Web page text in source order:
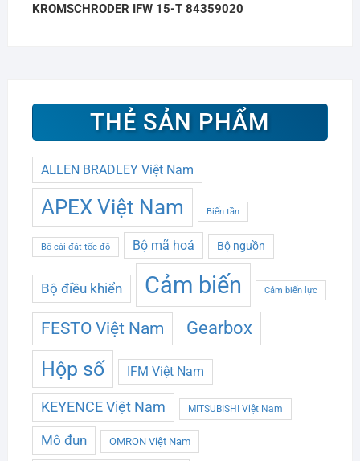
KROMSCHRODER IFW 15-T 84359020
THẺ SẢN PHẨM
ALLEN BRADLEY Việt Nam
APEX Việt Nam Biến tần
Bộ cài đặt tốc độ Bộ mã hoá Bộ nguồn
Bộ điều khiển Cảm biến Cảm biến lực
FESTO Việt Nam Gearbox
Hộp số IFM Việt Nam
KEYENCE Việt Nam MITSUBISHI Việt Nam
Mô đun OMRON Việt Nam